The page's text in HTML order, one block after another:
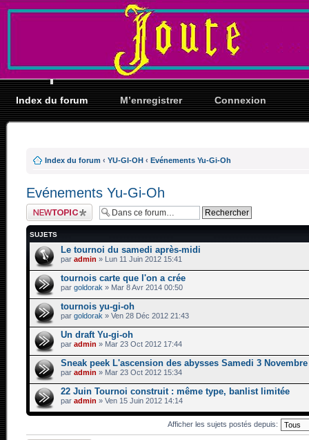
Index du forum M’enregistrer Connexion
Index du forum ‹ YU-GI-OH ‹ Evénements Yu-Gi-Oh
Evénements Yu-Gi-Oh
Ecrire un nouveau
sujet
SUJETS
Le tournoi du samedi après-midi
par admin » Lun 11 Juin 2012 15:41
tournois carte que l'on a crée
par goldorak » Mar 8 Avr 2014 00:50
tournois yu-gi-oh
par goldorak » Ven 28 Déc 2012 21:43
Un draft Yu-gi-oh
par admin » Mar 23 Oct 2012 17:44
Sneak peek L'ascension des abysses Samedi 3 Novembre
par admin » Mar 23 Oct 2012 15:34
22 Juin Tournoi construit : même type, banlist limitée
par admin » Ven 15 Juin 2012 14:14
Afficher les sujets postés depuis: